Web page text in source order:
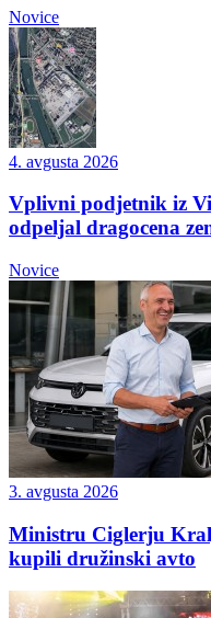
Novice
4. avgusta 2026
Vplivni podjetnik iz
odpeljal dragocena
Novice
3. avgusta 2026
Ministru Ciglerju
kupili družinski avto